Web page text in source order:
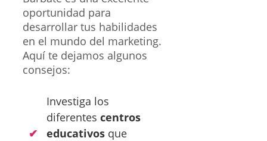
oportunidad para
desarrollar tus habilidades
en el mundo del marketing.
Aquí te dejamos algunos
consejos:
Investiga los
diferentes centros
educativos que